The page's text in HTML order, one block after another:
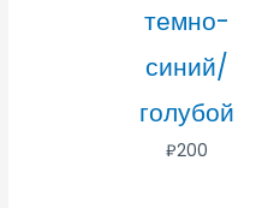
темно-
синий/
голубой
₽200